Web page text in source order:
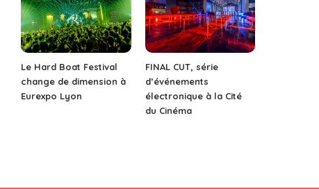
Le Hard Boat Festival
change de dimension à
Eurexpo Lyon
FINAL CUT, série
d’événements
électronique à la Cité
du Cinéma